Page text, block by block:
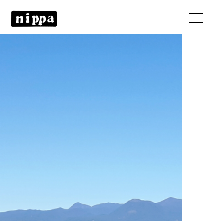
日本のパーティクルボード産業と
共に栄えていこう。